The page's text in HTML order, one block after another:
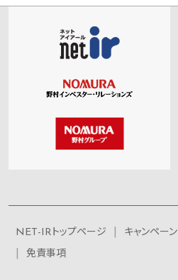
NET-IRトップページ キャンペーン
免責事項